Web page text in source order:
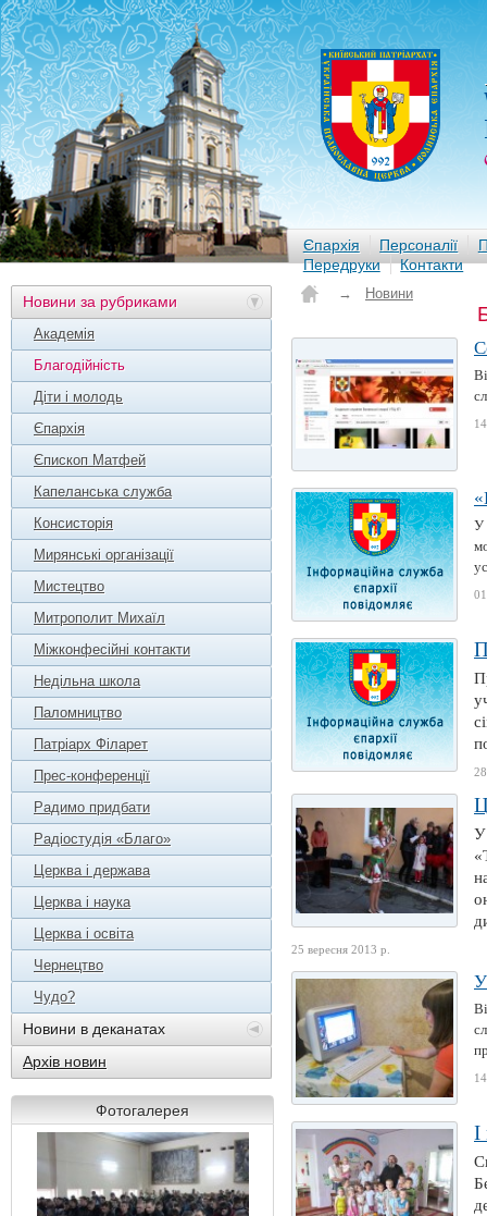
Єпархія Персоналії
Передруки
Контакти
Новини за рубриками
Академія
Благодійність
Діти і молодь
Єпархія
Єпископ Матфей
Капеланська служба
Консисторія
Мирянські організації
Мистецтво
Митрополит Михаїл
Міжконфесійні контакти
Недільна школа
Паломництво
Патріарх Філарет
Прес-конференції
Радимо придбати
Радіостудія «Благо»
Церква і держава
Церква і наука
Церква і освіта
Чернецтво
Чудо?
Новини в деканатах
Архів новин
Фотогалерея
→ Новини
У
У
25 вересня 2013 р.
У